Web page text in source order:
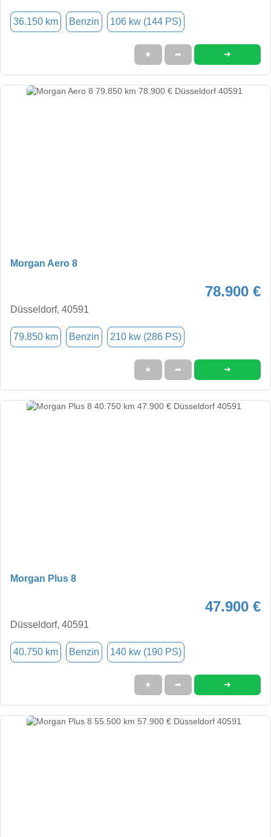
36.150 km Benzin 106 kw (144 PS)
★ ➦ ➜
Morgan Aero 8
78.900 €
Düsseldorf, 40591
79.850 km Benzin 210 kw (286 PS)
★ ➦ ➜
Morgan Plus 8
47.900 €
Düsseldorf, 40591
40.750 km Benzin 140 kw (190 PS)
★ ➦ ➜